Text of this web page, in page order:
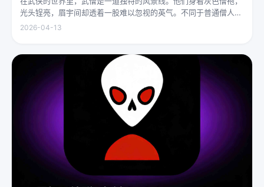
光头锃亮，眉宇间却透着一股难以忽视的英气。不同于普通僧人的
慈眉善目，武僧的眼神中常常闪烁着锐利的光，仿佛能洞穿一切虚
2026-04-13